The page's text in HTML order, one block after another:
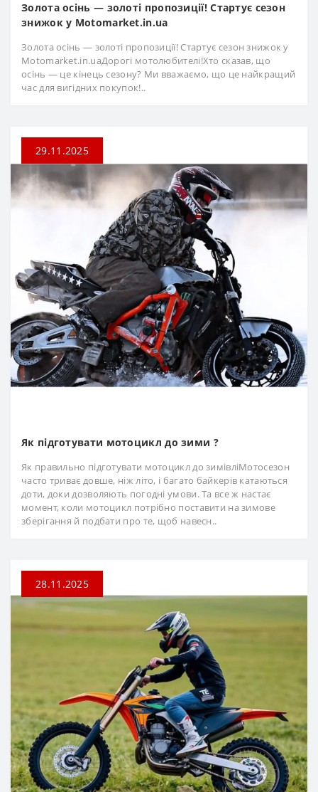
Золота осінь — золоті пропозиції! Стартує сезон
знижок у Motomarket.in.ua
Золота осінь — золоті пропозиції! Стартує сезон знижок у
Motomarket.in.uaДорогі мотолюбителі!Хто сказав, що
осінь — це кінець сезону? Ми вважаємо, що це найкращий
час для вигідних покупок!..
29.11.2025
Як підготувати мотоцикл до зими ?
Як правильно підготувати мотоцикл до зимівліМотосезон
часто триває довше, ніж літо, і багато байкерів катаються
доти, доки дозволяють погодні умови. Та все ж настає
момент, коли мотоцикл потрібно поставити на зимове
зберігання й подбати про те, щоб навесн..
28.11.2025